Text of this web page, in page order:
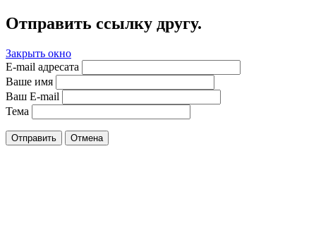
Отправить ссылку другу.
Закрыть окно
E-mail адресата
Ваше имя
Ваш E-mail
Тема
Отправить Отмена